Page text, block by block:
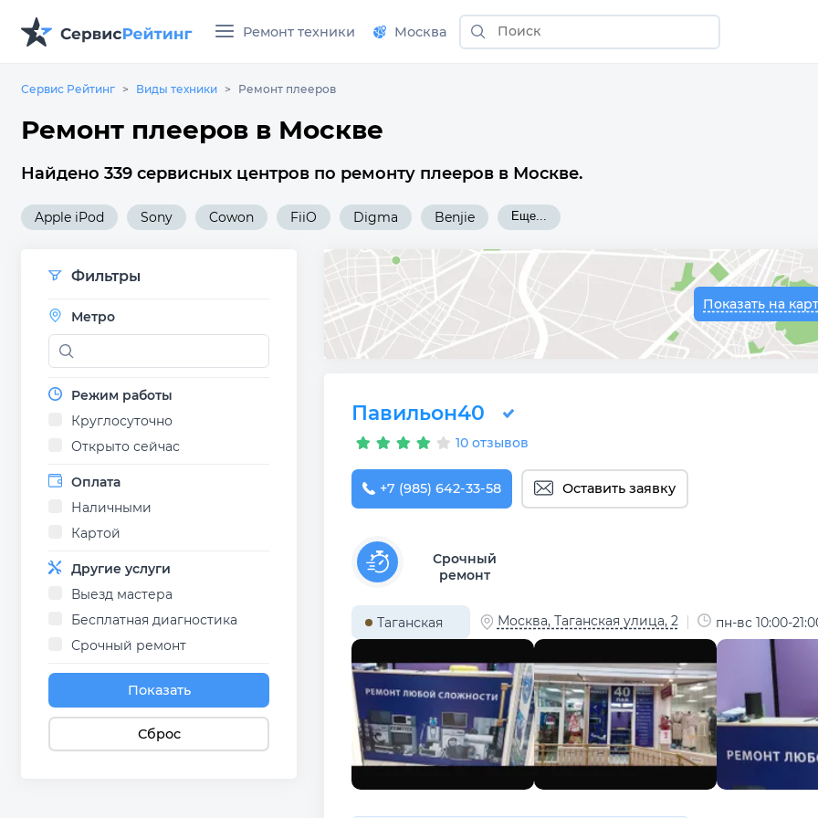
Ремонт техники Москва
Сервис Рейтинг Виды техники Ремонт плееров
Ремонт плееров в Москве
Найдено 339 сервисных центров по ремонту плееров в Москве.
Apple iPod Sony Cowon FiiO Digma Benjie Еще...
Фильтры
Метро
Режим работы
Круглосуточно
Открыто сейчас
Оплата
Наличными
Картой
Другие услуги
Выезд мастера
Бесплатная диагностика
Срочный ремонт
Показать
Сброс
Показать на
Павильон40
10 отзывов
+7 (985) 642-33-58 Оставить заявку
Срочный
ремонт
Таганская Москва, Таганская улица, 2 пн-вс 10:00-